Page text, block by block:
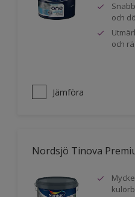
och
och
Jämföra
Nordsjö Tinova